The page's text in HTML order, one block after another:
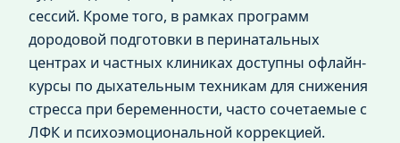
сессий. Кроме того, в рамках программ
дородовой подготовки в перинатальных
центрах и частных клиниках доступны офлайн-
курсы по дыхательным техникам для снижения
стресса при беременности, часто сочетаемые с
ЛФК и психоэмоциональной коррекцией.